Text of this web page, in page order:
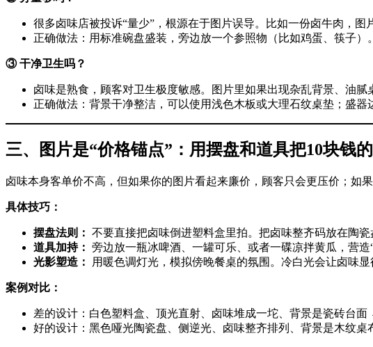
很多卤味店被投诉“量少”，根源在于图片误导。比如一份卤牛肉，图
正确做法：用标准碗盘盛装，旁边放一个参照物（比如鸡蛋、筷子）
③ 干净卫生吗？
卤味是熟食，顾客对卫生极度敏感。图片里如果出现杂乱背景、油腻
正确做法：背景干净整洁，可以使用浅色木板或大理石纹桌垫；盛
三、图片是“价格锚点”：用摆盘和道具把10块钱
卤味本身客单价不高，但如果你的图片看起来廉价，顾客只会更压价；如
具体技巧：
摆盘法则：
不要直接把卤味倒进塑料盒里拍。把卤味整齐码放在陶
道具加持：
旁边放一瓶冰啤酒、一罐可乐、或者一碟凉拌黄瓜，营
光影塑造：
用暖色调灯光，模拟傍晚餐桌的氛围。冷白光会让卤味
案例对比：
差的设计：白色塑料盒、顶光直射、卤味堆成一坨、背景是瓷砖台面
好的设计：黑色哑光陶瓷盘、侧逆光、卤味整齐排列、背景是木纹